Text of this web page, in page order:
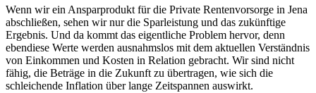
Wenn wir ein Ansparprodukt für die Private Rentenvorsorge in Jena
abschließen, sehen wir nur die Sparleistung und das zukünftige
Ergebnis. Und da kommt das eigentliche Problem hervor, denn
ebendiese Werte werden ausnahmslos mit dem aktuellen Verständnis
von Einkommen und Kosten in Relation gebracht. Wir sind nicht
fähig, die Beträge in die Zukunft zu übertragen, wie sich die
schleichende Inflation über lange Zeitspannen auswirkt.